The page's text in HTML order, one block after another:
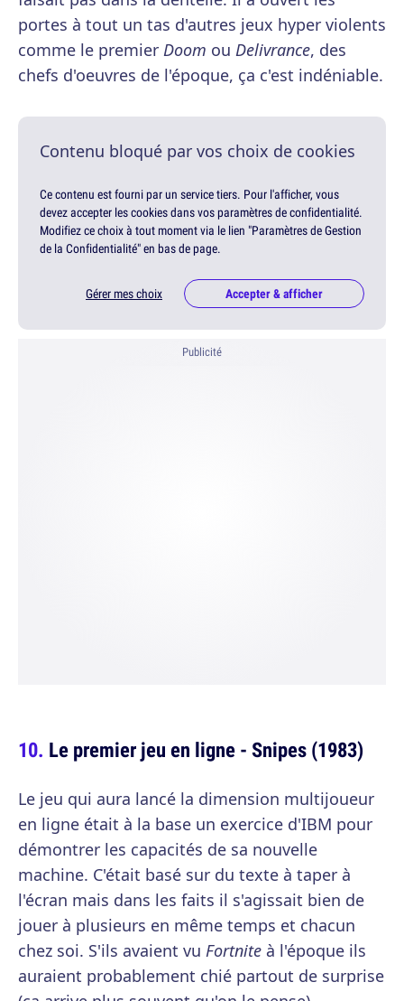
portes à tout un tas d'autres jeux hyper violents
comme le premier Doom ou Delivrance, des
chefs d'oeuvres de l'époque, ça c'est indéniable.
Contenu bloqué par vos choix de cookies
Ce contenu est fourni par un service tiers. Pour l'afficher, vous
devez accepter les cookies dans vos paramètres de confidentialité.
Modifiez ce choix à tout moment via le lien "Paramètres de Gestion
de la Confidentialité" en bas de page.
Gérer mes choix Accepter & afficher
Publicité
Le premier jeu en ligne - Snipes (1983)
Le jeu qui aura lancé la dimension multijoueur
en ligne était à la base un exercice d'IBM pour
démontrer les capacités de sa nouvelle
machine. C'était basé sur du texte à taper à
l'écran mais dans les faits il s'agissait bien de
jouer à plusieurs en même temps et chacun
chez soi. S'ils avaient vu Fortnite à l'époque ils
auraient probablement chié partout de surprise